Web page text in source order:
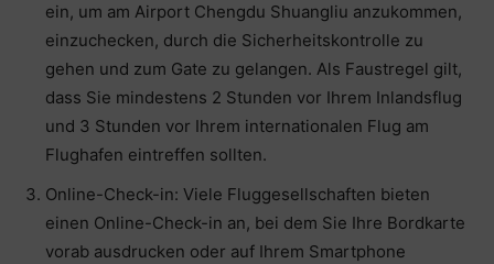
ein, um am Airport Chengdu Shuangliu anzukommen,
einzuchecken, durch die Sicherheitskontrolle zu
gehen und zum Gate zu gelangen. Als Faustregel gilt,
dass Sie mindestens 2 Stunden vor Ihrem Inlandsflug
und 3 Stunden vor Ihrem internationalen Flug am
Flughafen eintreffen sollten.
Online-Check-in: Viele Fluggesellschaften bieten
einen Online-Check-in an, bei dem Sie Ihre Bordkarte
vorab ausdrucken oder auf Ihrem Smartphone